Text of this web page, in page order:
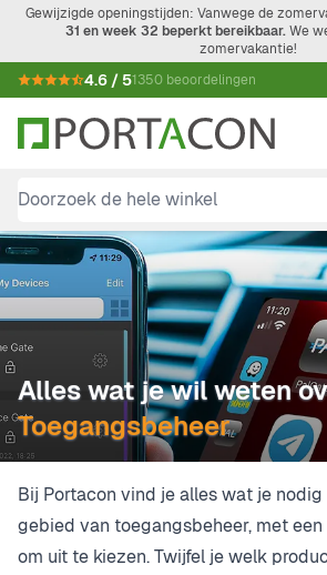
Ga naar de inhoud
Gewijzigde openingstijden: Vanwege de
31 en week 32 beperkt bereikbaar.We
zomervakantie!
4.6 / 51350 beoordelingen
Doorzoek de hele winkel
Alles wat je wil weten
Toegangsbeheer
Bij Portacon vind je alles wat je
gebied van toegangsbeheer, met
om uit te kiezen. Twijfel je welk